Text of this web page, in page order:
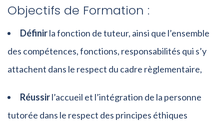
Objectifs de Formation :
Définirla fonction de tuteur, ainsi que l’ensemble
des compétences, fonctions, responsabilités qui s’y
attachent dans le respect du cadre règlementaire,
Réussirl’accueil et l’intégration de la personne
tutorée dans le respect des principes éthiques